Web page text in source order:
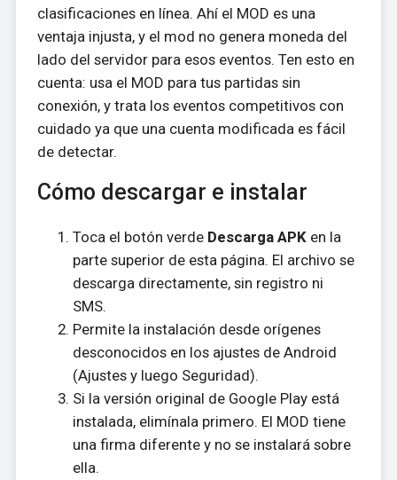
clasificaciones en línea. Ahí el MOD es una
ventaja injusta, y el mod no genera moneda del
lado del servidor para esos eventos. Ten esto en
cuenta: usa el MOD para tus partidas sin
conexión, y trata los eventos competitivos con
cuidado ya que una cuenta modificada es fácil
de detectar.
Cómo descargar e instalar
Toca el botón verde Descarga APKen la
parte superior de esta página. El archivo se
descarga directamente, sin registro ni
SMS.
Permite la instalación desde orígenes
desconocidos en los ajustes de Android
(Ajustes y luego Seguridad).
Si la versión original de Google Play está
instalada, elimínala primero. El MOD tiene
una firma diferente y no se instalará sobre
ella.